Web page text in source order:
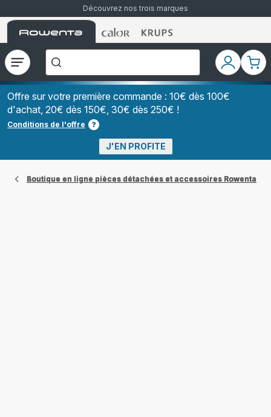
Découvrez nos trois marques
Accueil
Rowenta
Accueil
Rowenta
Accueil
Rowenta
Ouvrir
le
menu
recherchez-
vous
?","Aspirateurs
à
Grains","Centrales
Vapeurs","Sèche
Cheveux"]
Mon
compte
Mon
Offre sur votre première commande : 10€ dès 100€
d'achat, 20€ dès 150€, 30€ dès 250€ !
Conditions de l'offre
J'EN PROFITE
Boutique en ligne pièces détachées et accessoires Rowenta